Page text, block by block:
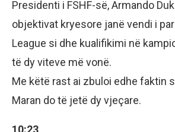
Presidenti i FSHF-së, Armando
objektivat kryesore janë vendi i
League si dhe kualifikimi në
të dy viteve më vonë.
Me këtë rast ai zbuloi edhe faktin
Maran do të jetë dy vjeçare.
10:23